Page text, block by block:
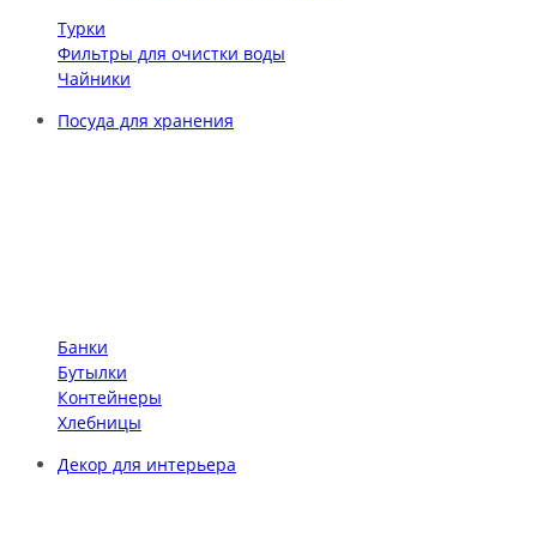
Турки
Фильтры для очистки воды
Чайники
Посуда для хранения
Банки
Бутылки
Контейнеры
Хлебницы
Декор для интерьера